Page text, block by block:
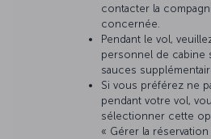
contacter la
concernée.
Pendant le vol,
personnel de cabine
sauces
Si vous préférez ne
pendant votre vol,
sélectionner cette
« Gérer la